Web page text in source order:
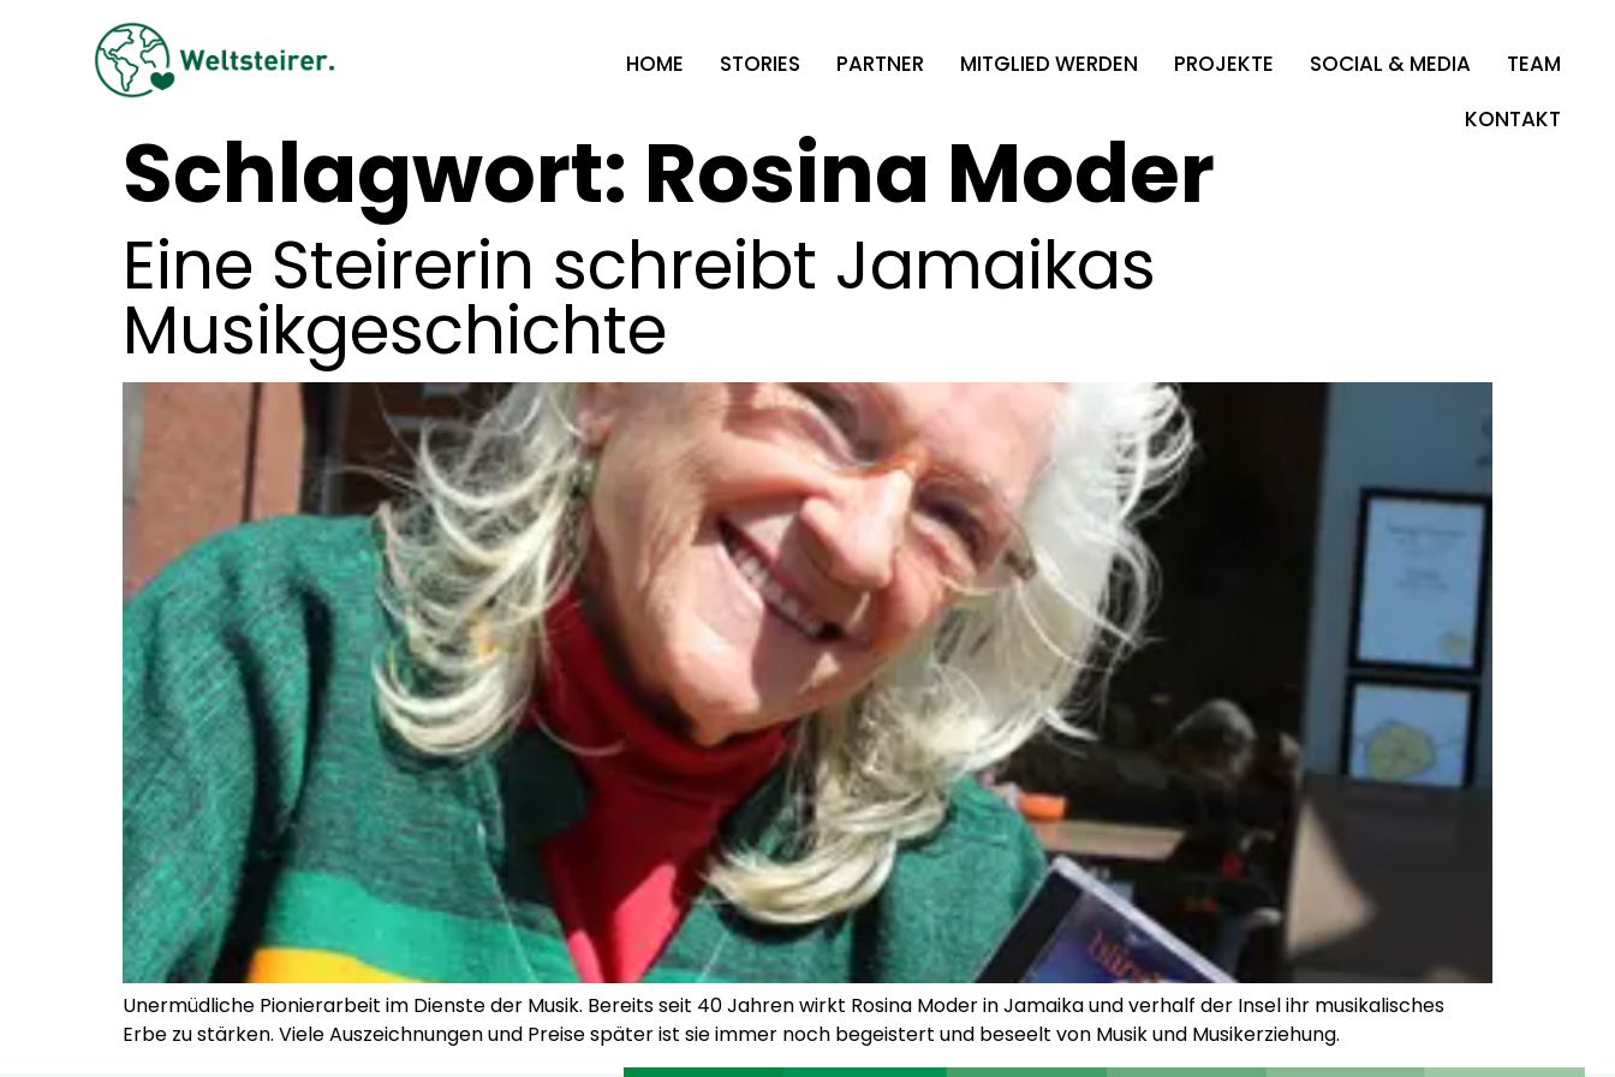
HOME STORIES PARTNER MITGLIED WERDEN PROJEKTE SOCIAL & MEDIA
TEAM
KONTAKT
Schlagwort: Rosina Moder
Eine Steirerin schreibt Jamaikas
Musikgeschichte
Unermüdliche Pionierarbeit im Dienste der Musik. Bereits seit 40 Jahren wirkt Rosina Moder in Jamaika und verhalf der Insel ihr musikalisches
Erbe zu stärken. Viele Auszeichnungen und Preise später ist sie immer noch begeistert und beseelt von Musik und Musikerziehung.